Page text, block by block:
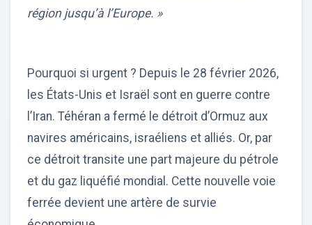
région jusqu’à l’Europe. »
Pourquoi si urgent ? Depuis le 28 février 2026,
les États-Unis et Israël sont en guerre contre
l’Iran. Téhéran a fermé le détroit d’Ormuz aux
navires américains, israéliens et alliés. Or, par
ce détroit transite une part majeure du pétrole
et du gaz liquéfié mondial. Cette nouvelle voie
ferrée devient une artère de survie